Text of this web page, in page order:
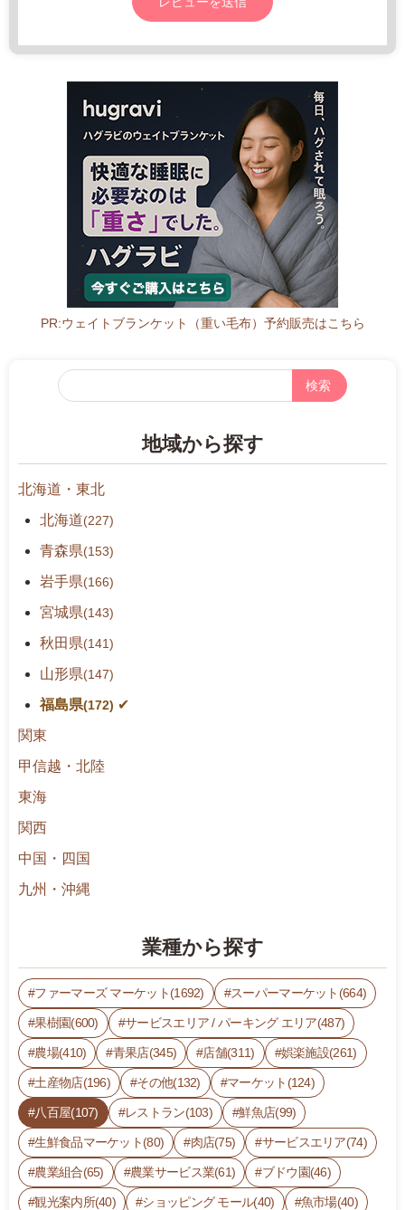
PR:ウェイトブランケット（重い毛布）予約販売はこちら
フ
リ
索
地域から探す
北海道・東北
北海道(227)
青森県(153)
岩手県(166)
宮城県(143)
秋田県(141)
山形県(147)
福島県(172)
関東
甲信越・北陸
東海
関西
中国・四国
九州・沖縄
業種から探す
ファーマーズ マーケット(1692) スーパーマーケット(664)
果樹園(600) サービスエリア / パーキング エリア(487)
農場(410) 青果店(345) 店舗(311) 娯楽施設(261)
土産物店(196) その他(132) マーケット(124)
八百屋(107) レストラン(103) 鮮魚店(99)
生鮮食品マーケット(80) 肉店(75) サービスエリア(74)
農業組合(65) 農業サービス業(61) ブドウ園(46)
観光案内所(40) ショッピング モール(40) 魚市場(40)